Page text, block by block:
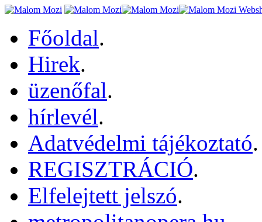
Főoldal.
Hirek.
üzenőfal.
hírlevél.
Adatvédelmi tájékoztató.
REGISZTRÁCIÓ.
Elfelejtett jelszó.